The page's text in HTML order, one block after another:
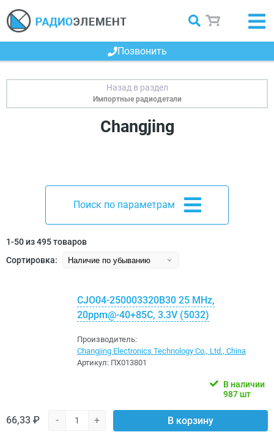
Позвонить
Импортные радиодетали
Changjing
Поиск по параметрам
1-50 из 495 товаров
Сортировка:
CJO04-250003320B30 25 MHz,
20ppm@-40+85C, 3.3V (5032)
Производитель:
Changjing Electronics Technology Co., Ltd., China
Артикул: ПХ013801
В наличии
987 шт
66,33 ₽ - + В корзину